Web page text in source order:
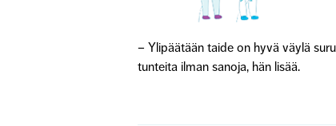
– Ylipäätään taide on hyvä väylä
tunteita ilman sanoja, hän lisää.